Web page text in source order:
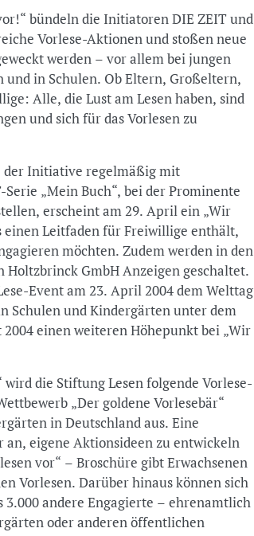
bündeln die Initiatoren DIE ZEIT und
Vorlese-Aktionen und stoßen neue
werden – vor allem bei jungen
in Schulen. Ob Eltern, Großeltern,
Alle, die Lust am Lesen haben, sind
und sich für das Vorlesen zu
der Initiative regelmäßig mit
„Mein Buch“, bei der Prominente
erscheint am 29. April ein „Wir
einen Leitfaden für Freiwillige enthält,
möchten. Zudem werden in den
GmbH Anzeigen geschaltet.
Event am 23. April 2004 dem Welttag
Schulen und Kindergärten unter dem
einen weiteren Höhepunkt bei „Wir
die Stiftung Lesen folgende Vorlese-
„Der goldene Vorlesebär“
in Deutschland aus. Eine
an, eigene Aktionsideen zu entwickeln
vor“ – Broschüre gibt Erwachsenen
Vorlesen. Darüber hinaus können sich
3.000 andere Engagierte – ehrenamtlich
oder anderen öffentlichen